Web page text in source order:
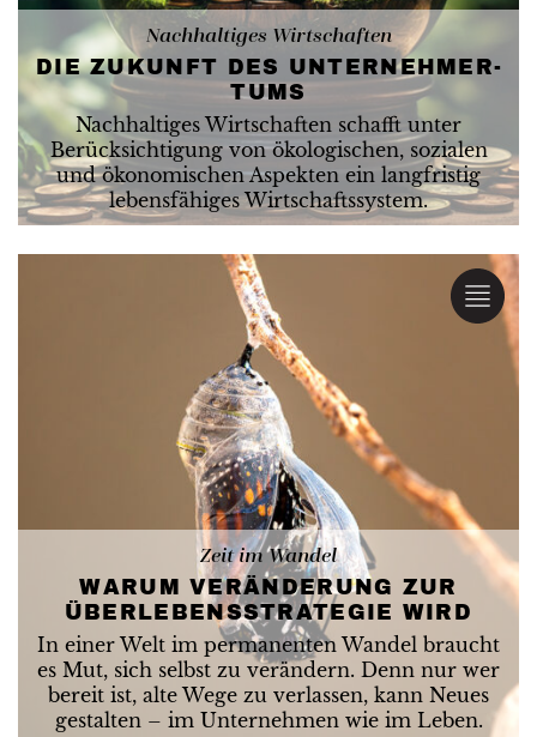
Nachhaltiges Wirtschaften
DIE ZUKUNFT DES UNTER­NEHMER­
TUMS
Nachhaltiges Wirtschaften schafft unter
Berücksichtigung von ökologischen, sozialen
und ökonomischen Aspekten ein langfristig
lebensfähiges Wirtschaftssystem.
Zeit im Wandel
WARUM VERÄNDERUNG ZUR
ÜBERLEBENSSTRATEGIE WIRD
In einer Welt im permanenten Wandel braucht
es Mut, sich selbst zu verändern. Denn nur wer
bereit ist, alte Wege zu verlassen, kann Neues
gestalten – im Unternehmen wie im Leben.